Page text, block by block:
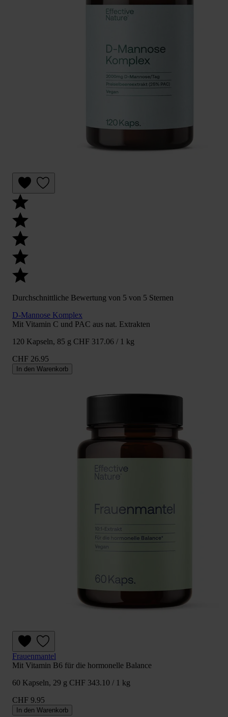
Durchschnittliche Bewertung von 5 von 5 Sternen
D-Mannose Komplex
Mit Vitamin C und PAC aus nat. Extrakten
120 Kapseln, 85 g CHF 317.06 / 1 kg
CHF 26.95
In den Warenkorb
Frauenmantel
Mit Vitamin B6 für die hormonelle Balance
60 Kapseln, 29 g CHF 343.10 / 1 kg
CHF 9.95
In den Warenkorb